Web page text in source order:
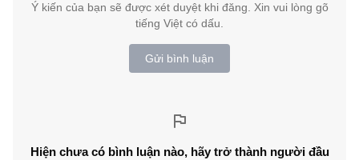
Ý kiến của bạn sẽ được xét duyệt khi đăng. Xin vui lòng gõ
tiếng Việt có dấu.
Gửi bình luận
Hiện chưa có bình luận nào, hãy trở thành người đầu